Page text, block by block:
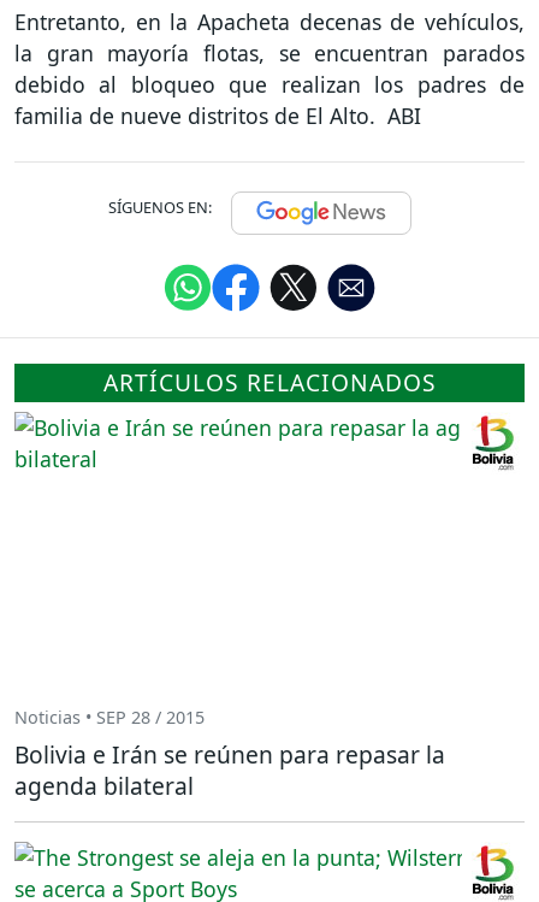
Entretanto, en la Apacheta decenas de vehículos,
la gran mayoría flotas, se encuentran parados
debido al bloqueo que realizan los padres de
familia de nueve distritos de El Alto. ABI
SÍGUENOS EN:
ARTÍCULOS RELACIONADOS
Noticias • SEP 28 / 2015
Bolivia e Irán se reúnen para repasar la
agenda bilateral